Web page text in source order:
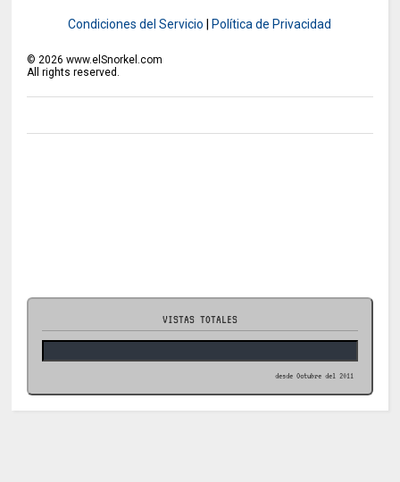
Condiciones del Servicio Política de Privacidad
© 2026 www.elSnorkel.com
All rights reserved.
VISTAS TOTALES
desde Octubre del 2011